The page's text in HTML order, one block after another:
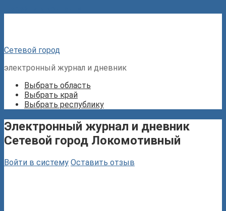
Сетевой город
электронный журнал и дневник
Выбрать область
Выбрать край
Выбрать республику
Электронный журнал и дневник
Сетевой город Локомотивный
Войти в систему Оставить отзыв